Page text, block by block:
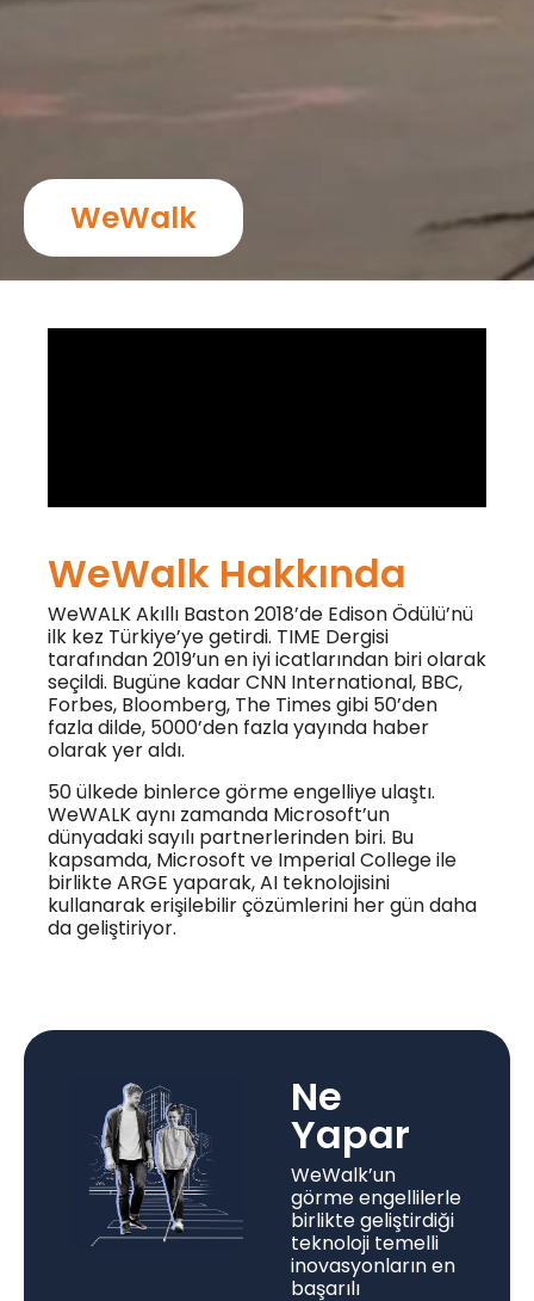
WeWalk
WeWalk Hakkında
WeWALK Akıllı Baston 2018’de Edison Ödülü’nü
ilk kez Türkiye’ye getirdi. TIME Dergisi
tarafından 2019’un en iyi icatlarından biri olarak
seçildi. Bugüne kadar CNN International, BBC,
Forbes, Bloomberg, The Times gibi 50’den
fazla dilde, 5000’den fazla yayında haber
olarak yer aldı.
50 ülkede binlerce görme engelliye ulaştı.
WeWALK aynı zamanda Microsoft’un
dünyadaki sayılı partnerlerinden biri. Bu
kapsamda, Microsoft ve Imperial College ile
birlikte ARGE yaparak, AI teknolojisini
kullanarak erişilebilir çözümlerini her gün daha
da geliştiriyor.
Ne
Yapar
WeWalk’un
görme engellilerle
birlikte geliştirdiği
teknoloji temelli
inovasyonların en
başarılı